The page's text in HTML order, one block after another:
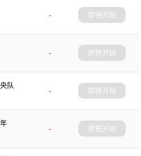
-
即将开始
-
即将开始
队
-
即将开始
-
即将开始